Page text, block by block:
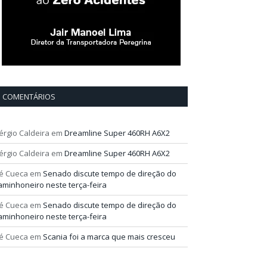
COMENTÁRIOS
Caldeira em Dreamline Super 460RH A6X2
Caldeira em Dreamline Super 460RH A6X2
Cueca em Senado discute tempo de direção do
neste terça-feira
Cueca em Senado discute tempo de direção do
neste terça-feira
Cueca em Scania foi a marca que mais cresceu